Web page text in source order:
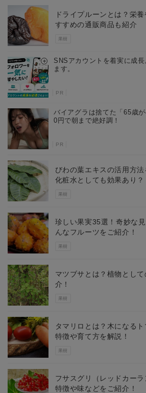
果樹
ドライプルーンとは？栄
すすめの通販商品も紹介
SNSアカウントを着実に成
ます。
PR
バイアグラは捨てた「65歳
0円で朝まで絶好調！
PR
果樹
びわの葉エキスの活用方
化粧水としても効果あり？
果樹
珍しい果実35選！奇妙な
んなフルーツをご紹介！
果樹
マツブサとは？植物とし
介！
果樹
タマリロとは？木になる
特徴や育て方を解説！
フサスグリ（レッドカー
特徴や味などをご紹介！